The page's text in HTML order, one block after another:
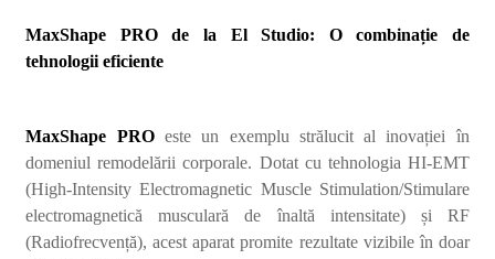
MaxShape PRO de la El Studio: O combinație de
tehnologii eficiente
MaxShape PROeste un exemplu strălucit al inovației în
domeniul remodelării corporale. Dotat cu tehnologia HI-EMT
(High-Intensity Electromagnetic Muscle Stimulation/Stimulare
electromagnetică musculară de înaltă intensitate) și RF
(Radiofrecvență), acest aparat promite rezultate vizibile în doar